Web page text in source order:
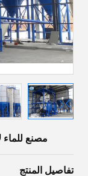
مصنع للماء
تفاصيل المنتج